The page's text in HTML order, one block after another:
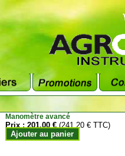
Manomètre avancé
Prix :201.00 € (241.20 € TTC)
Ajouter au panier